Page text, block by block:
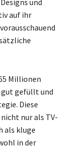
auf ihr
Millionen
gut gefüllt und
Diese
nur als TV-
als kluge
in der